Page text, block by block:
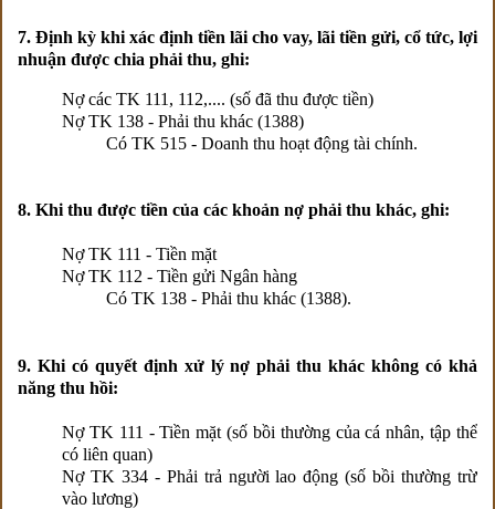
7. Định kỳ khi xác định tiền lãi cho vay, lãi tiền gửi, cổ tức, lợi
nhuận được chia phải thu, ghi:
Nợ các TK 111, 112,.... (số đã thu được tiền)
Nợ TK 138 - Phải thu khác (1388)
Có TK 515 - Doanh thu hoạt động tài chính.
8. Khi thu được tiền của các khoản nợ phải thu khác, ghi:
Nợ TK 111 - Tiền mặt
Nợ TK 112 - Tiền gửi Ngân hàng
Có TK 138 - Phải thu khác (1388).
9. Khi có quyết định xử lý nợ phải thu khác không có khả
năng thu hồi:
Nợ TK 111 - Tiền mặt (số bồi thường của cá nhân, tập thể
có liên quan)
Nợ TK 334 - Phải trả người lao động (số bồi thường trừ
vào lương)